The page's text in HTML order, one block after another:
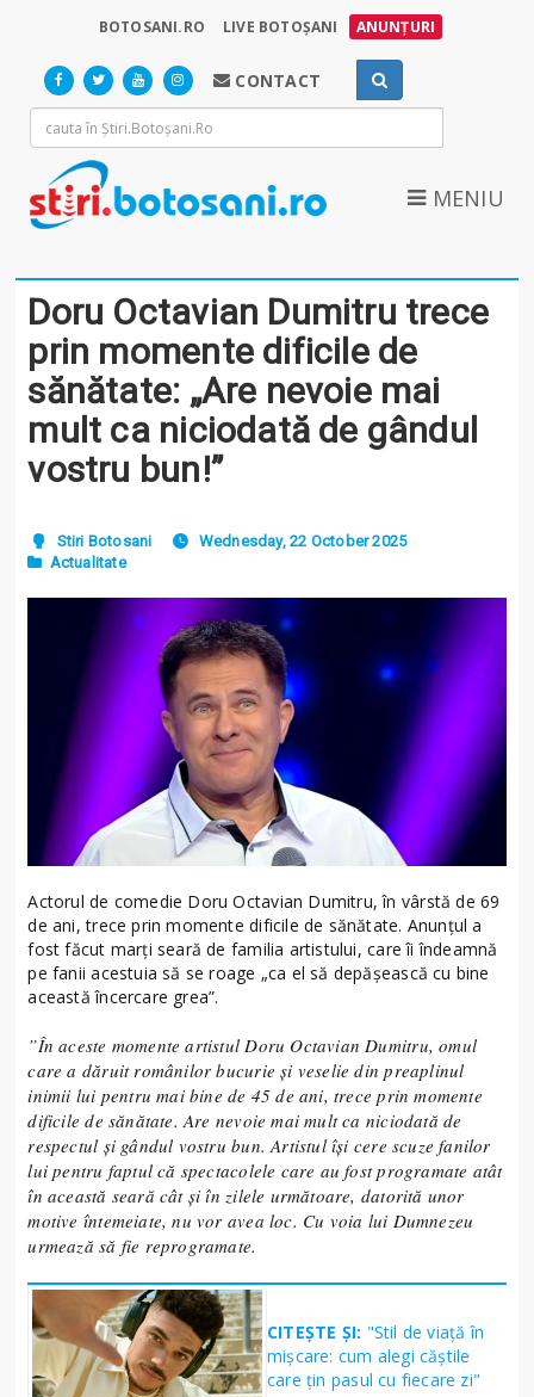
BOTOSANI.RO LIVE BOTOȘANI ANUNȚURI
CONTACT
MENIU
Doru Octavian Dumitru trece
prin momente dificile de
sănătate: „Are nevoie mai
mult ca niciodată de gândul
vostru bun!”
Stiri Botosani
Wednesday, 22 October 2025
Actualitate
Actorul de comedie Doru Octavian Dumitru, în vârstă de 69
de ani, trece prin momente dificile de sănătate. Anunțul a
fost făcut marți seară de familia artistului, care îi îndeamnă
pe fanii acestuia să se roage „ca el să depășească cu bine
această încercare grea”.
”În aceste momente artistul Doru Octavian Dumitru, omul
care a dăruit românilor bucurie și veselie din preaplinul
inimii lui pentru mai bine de 45 de ani, trece prin momente
dificile de sănătate. Are nevoie mai mult ca niciodată de
respectul și gândul vostru bun. Artistul își cere scuze fanilor
lui pentru faptul că spectacolele care au fost programate atât
în această seară cât și în zilele următoare, datorită unor
motive întemeiate, nu vor avea loc. Cu voia lui Dumnezeu
urmează să fie reprogramate.
CITEȘTE ȘI: "Stil de viață în
mișcare: cum alegi căștile
care țin pasul cu fiecare zi"